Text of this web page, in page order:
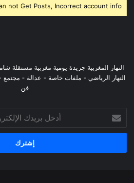
not Get Posts, Incorrect account info.
النهار المغربية جريدة يومية مغربية مستقلة
النهار الرياضي - ملفات خاصة - عدالة -
فن
بريدك
الإلكتروني